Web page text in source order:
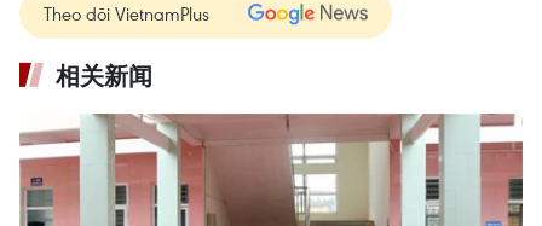
Theo dõi VietnamPlus
相关新闻